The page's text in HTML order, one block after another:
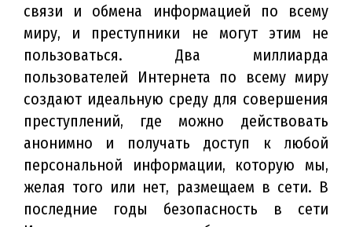
связи и обмена информацией по всему
миру, и преступники не могут этим не
пользоваться. Два миллиарда
пользователей Интернета по всему миру
создают идеальную среду для совершения
преступлений, где можно действовать
анонимно и получать доступ к любой
персональной информации, которую мы,
желая того или нет, размещаем в сети. В
последние годы безопасность в сети